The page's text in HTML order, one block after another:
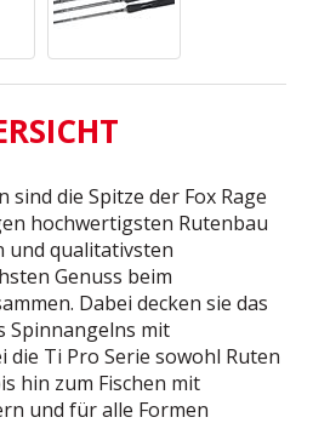
sind die Spitze der Fox Rage
hochwertigsten Rutenbau
und qualitativsten
Genuss beim
Dabei decken sie das
Spinnangelns mit
die Ti Pro Serie sowohl Ruten
hin zum Fischen mit
und für alle Formen